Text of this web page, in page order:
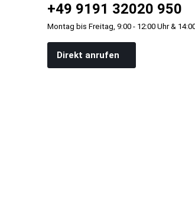
+49 9191 32020 950
Montag bis Freitag, 9:00 - 12:00 Uhr &
Direkt anrufen